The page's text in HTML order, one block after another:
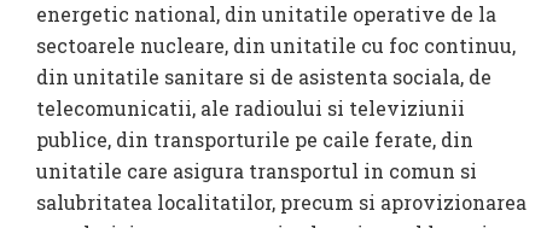
energetic national, din unitatile operative de la
sectoarele nucleare, din unitatile cu foc continuu,
din unitatile sanitare si de asistenta sociala, de
telecomunicatii, ale radioului si televiziunii
publice, din transporturile pe caile ferate, din
unitatile care asigura transportul in comun si
salubritatea localitatilor, precum si aprovizionarea